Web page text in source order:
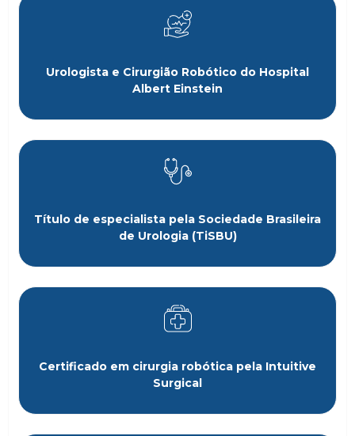
Urologista e Cirurgião Robótico do Hospital
Albert Einstein
Título de especialista pela Sociedade Brasileira
de Urologia (TiSBU)
Certificado em cirurgia robótica pela Intuitive
Surgical